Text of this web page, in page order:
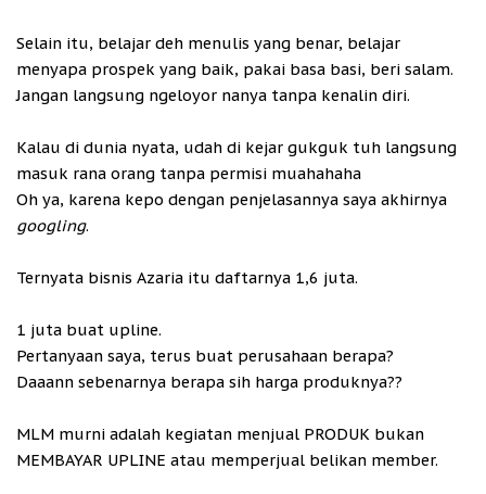
Selain itu, belajar deh menulis yang benar, belajar
menyapa prospek yang baik, pakai basa basi, beri salam.
Jangan langsung ngeloyor nanya tanpa kenalin diri.
Kalau di dunia nyata, udah di kejar gukguk tuh langsung
masuk rana orang tanpa permisi muahahaha
Oh ya, karena kepo dengan penjelasannya saya akhirnya
googling.
Ternyata bisnis Azaria itu daftarnya 1,6 juta.
1 juta buat upline.
Pertanyaan saya, terus buat perusahaan berapa?
Daaann sebenarnya berapa sih harga produknya??
MLM murni adalah kegiatan menjual PRODUK bukan
MEMBAYAR UPLINE atau memperjual belikan member.